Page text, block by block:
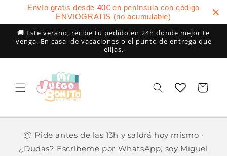
Envío gratis desde 40€ en península con código
ENVIOGRATIS (no acumulable)
directamente
🚚 Este verano, recibe tu pedido en 24h donde mejor te
venga. En casa, de vacaciones o el punto de entrega que
elijas.
Carrito
📦 Pide antes de las 13h y saldrá hoy mismo ·
¿Dudas? Escríbeme por WhatsApp, soy Miguel